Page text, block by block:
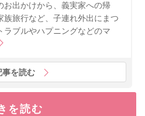
お出かけから、義実家への帰
族旅行など、子連れ外出にまつ
ラブルやハプニングなどのマ
事を読む
を読む